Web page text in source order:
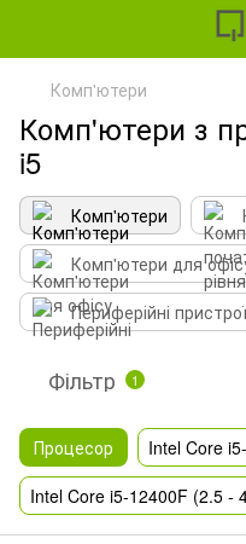
Комп'ютери
Комп'ютери з
i5
Комп'ютери
Комп'ютери для
Периферійні пристрої
Фільтр 1
Процесор
Intel Core
Intel Core i5-12400F (2.5 -